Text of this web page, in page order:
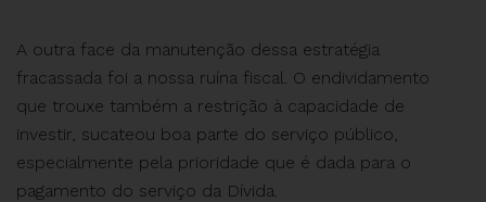
A outra face da manutenção dessa estratégia
fracassada foi a nossa ruína fiscal. O endividamento
que trouxe também a restrição à capacidade de
investir, sucateou boa parte do serviço público,
especialmente pela prioridade que é dada para o
pagamento do serviço da Dívida.